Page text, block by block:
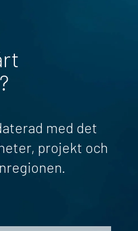
med det
projekt och